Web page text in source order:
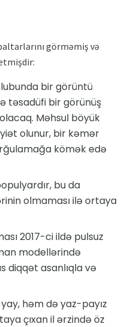
görməmiş və
bir görüntü
təsadüfi bir görünüş
Məhsul böyük
olunur, bir kəmər
kömək edə
bu da
olmaması ilə ortaya
2017-ci ildə pulsuz
modellərində
diqqət asanlıqla və
həm də yaz-payız
çıxan il ərzində öz